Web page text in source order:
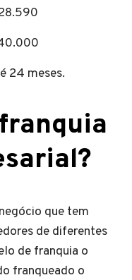
24 meses.
que tem
de diferentes
de franquia o
franqueado o